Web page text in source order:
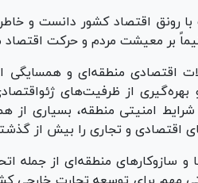
اقتصاد کشور دانست و
بر معیشت مردم و حرکت اقتصاد
اقتصادی منطقه‌ای و همسایگی
از ظرفیت‌های
امنیتی منطقه، بسیاری از
و تجاری را بیش از
منطقه‌ای از جمله